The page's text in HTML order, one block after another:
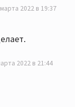
2022 в 19:37
2022 в 21:44